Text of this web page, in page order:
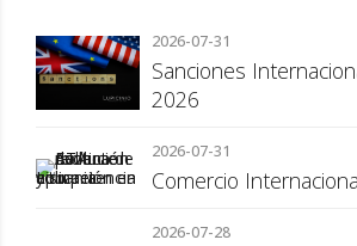
2026-07-31
Sanciones
2026
2026-07-31
Comercio
2026-07-28